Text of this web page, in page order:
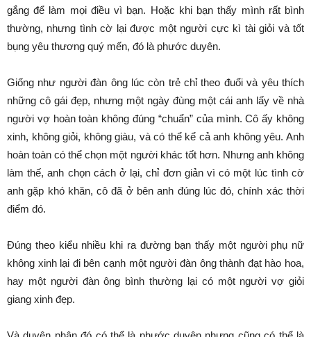
gắng để làm mọi điều vì bạn. Hoặc khi bạn thấy mình rất bình
thường, nhưng tình cờ lại được một người cực kì tài giỏi và tốt
bụng yêu thương quý mến, đó là phước duyên.
Giống như người đàn ông lúc còn trẻ chỉ theo đuổi và yêu thích
những cô gái đẹp, nhưng một ngày đùng một cái anh lấy về nhà
người vợ hoàn toàn không đúng “chuẩn” của mình. Cô ấy không
xinh, không giỏi, không giàu, và có thể kể cả anh không yêu. Anh
hoàn toàn có thể chọn một người khác tốt hơn. Nhưng anh không
làm thế, anh chọn cách ở lại, chỉ đơn giản vì có một lúc tình cờ
anh gặp khó khăn, cô đã ở bên anh đúng lúc đó, chính xác thời
điểm đó.
Đúng theo kiểu nhiều khi ra đường bạn thấy một người phụ nữ
không xinh lại đi bên cạnh một người đàn ông thành đạt hào hoa,
hay một người đàn ông bình thường lại có một người vợ giỏi
giang xinh đẹp.